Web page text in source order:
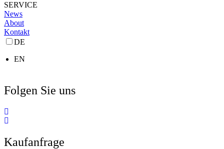
SERVICE
News
About
Kontakt
DE
EN
Folgen Sie uns
Kaufanfrage